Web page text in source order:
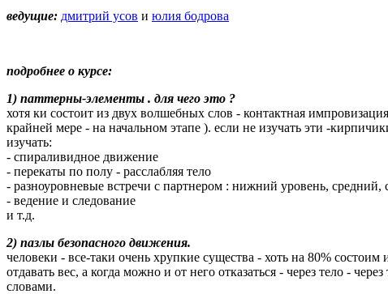
ведущие: дмитрий усов и юлия бодрова
подробнее о курсе:
1) паттерны-элементы . для чего это ?
хотя ки состоит из двух волшебных слов - контактная
крайней мере - на начальном этапе ). если не изучать эти -
изучать:
- спираливидное движение
- перекаты по полу - расслабляя тело
- разноуровневые встречи с партнером : нижний уровень, средний,
- ведение и следование
и т.д.
2) пазлы безопасного движения.
человеки - все-таки очень хрупкие существа - хоть на 80%
отдавать вес, а когда можно и от него отказаться - через тело -
словами.